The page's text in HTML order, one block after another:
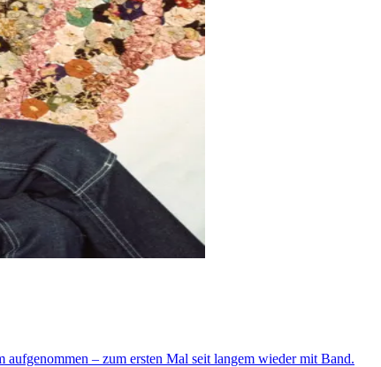
– zum ersten Mal seit langem wieder mit Band.